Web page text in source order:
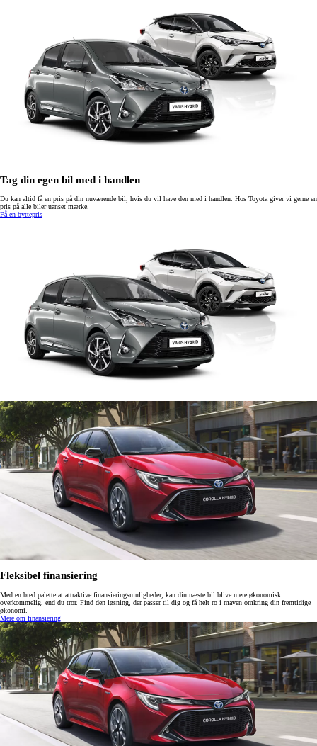
Tag din egen bil med i handlen
Du kan altid få en pris på din nuværende bil, hvis du vil have den med i handlen. Hos Toyota giver vi gerne en
pris på alle biler uanset mærke.
Få en byttepris
Fleksibel finansiering
Med en bred palette at attraktive finansieringsmuligheder, kan din næste bil blive mere økonomisk
overkommelig, end du tror. Find den løsning, der passer til dig og få helt ro i maven omkring din fremtidige
økonomi.
Mere om finansiering